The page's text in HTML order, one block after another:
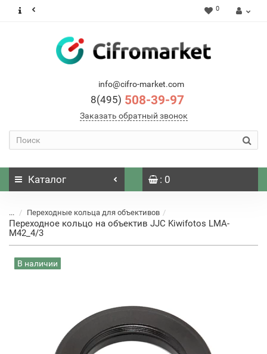
0
info@cifro-market.com
8(495) 508-39-97
Заказать обратный звонок
Каталог : 0
... Переходные кольца для объективов
Переходное кольцо на объектив JJC Kiwifotos LMA-
M42_4/3
В наличии